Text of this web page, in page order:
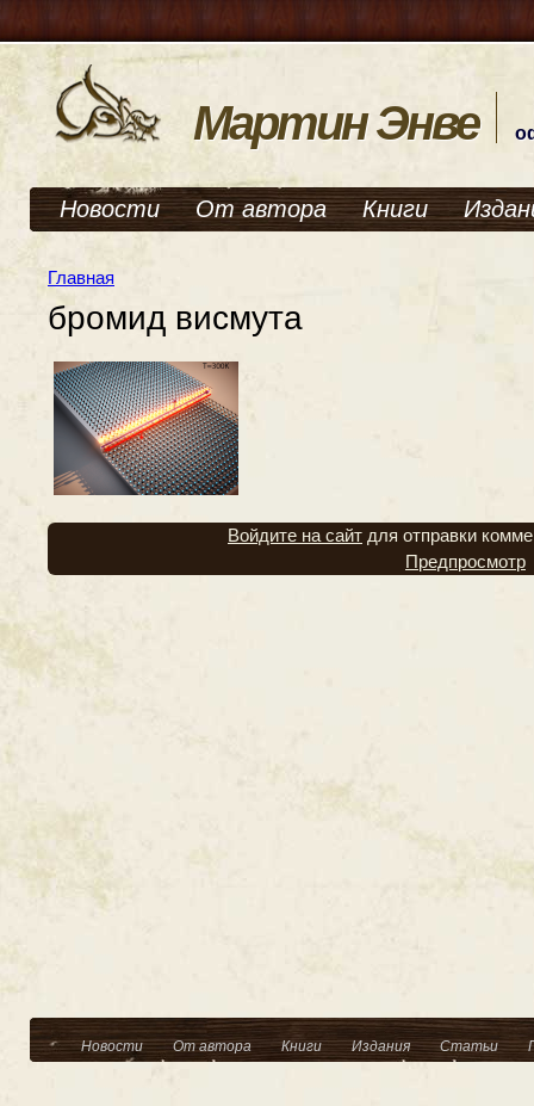
Мартин Энве
Новости От автора Книги
Главная
бромид висмута
Войдите на сайт для отправки
Предпросмотр
Новости От автора Книги Издания Статьи